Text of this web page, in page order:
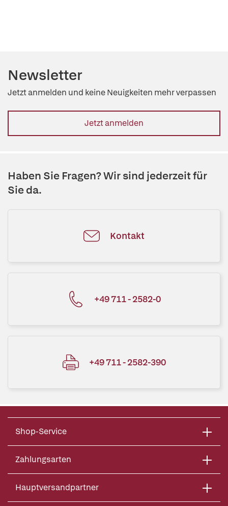
Newsletter
Jetzt anmelden und keine Neuigkeiten mehr verpassen
Jetzt anmelden
Haben Sie Fragen? Wir sind jederzeit für
Sie da.
Kontakt
+49 711 - 2582-0
+49 711 - 2582-390
Shop-Service
Zahlungsarten
Hauptversandpartner